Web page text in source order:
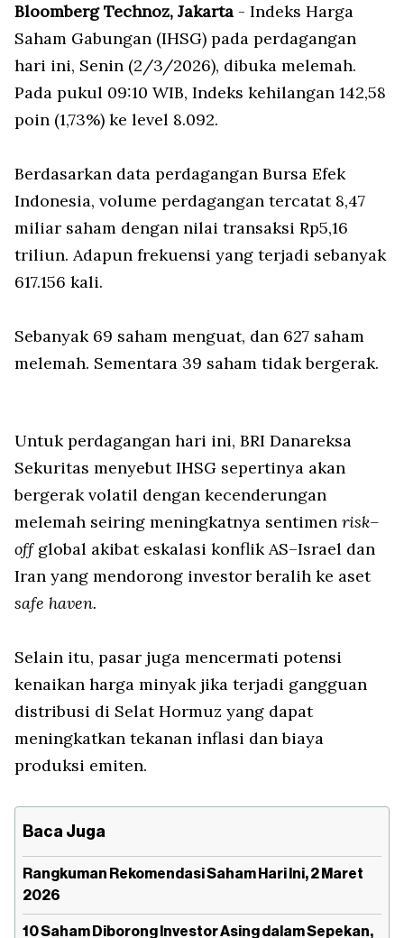
Bloomberg Technoz, Jakarta - Indeks Harga
Saham Gabungan (IHSG) pada perdagangan
hari ini, Senin (2/3/2026), dibuka melemah.
Pada pukul 09:10 WIB, Indeks kehilangan 142,58
poin (1,73%) ke level 8.092.
Berdasarkan data perdagangan Bursa Efek
Indonesia, volume perdagangan tercatat 8,47
miliar saham dengan nilai transaksi Rp5,16
triliun. Adapun frekuensi yang terjadi sebanyak
617.156 kali.
Sebanyak 69 saham menguat, dan 627 saham
melemah. Sementara 39 saham tidak bergerak.
Untuk perdagangan hari ini, BRI Danareksa
Sekuritas menyebut IHSG sepertinya akan
bergerak volatil dengan kecenderungan
melemah seiring meningkatnya sentimen risk–
offglobal akibat eskalasi konflik AS–Israel dan
Iran yang mendorong investor beralih ke aset
safe haven.
Selain itu, pasar juga mencermati potensi
kenaikan harga minyak jika terjadi gangguan
distribusi di Selat Hormuz yang dapat
meningkatkan tekanan inflasi dan biaya
produksi emiten.
Baca Juga
Rangkuman Rekomendasi Saham Hari Ini, 2 Maret
2026
10 Saham Diborong Investor Asing dalam Sepekan,